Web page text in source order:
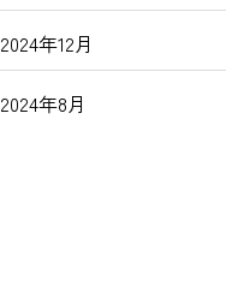
2024年12月
2024年8月